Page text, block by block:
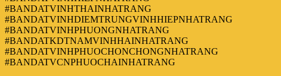
#BANDATVINHTHAINHATRANG
#BANDATVINHDIEMTRUNGVINHHIEPNHATRANG
#BANDATVINHPHUONGNHATRANG
#BANDATKDTNAMVINHHAINHATRANG
#BANDATVINHPHUOCHONCHONGNHATRANG
#BANDATVCNPHUOCHAINHATRANG